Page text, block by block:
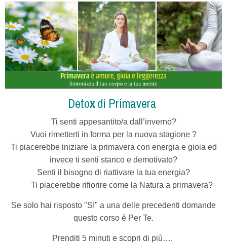
Detoxdi Primavera
Ti senti appesantito/a dall’inverno?
Vuoi rimetterti in forma per la nuova stagione ?
Ti piacerebbe iniziare la primavera con energia e gioia ed
invece ti senti stanco e demotivato?
Senti il bisogno di riattivare la tua energia?
Ti piacerebbe rifiorire come la Natura a primavera?
Se solo hai risposto "SI" a una delle precedenti domande
questo corso è Per Te.
Prenditi 5 minuti e scopri di più….